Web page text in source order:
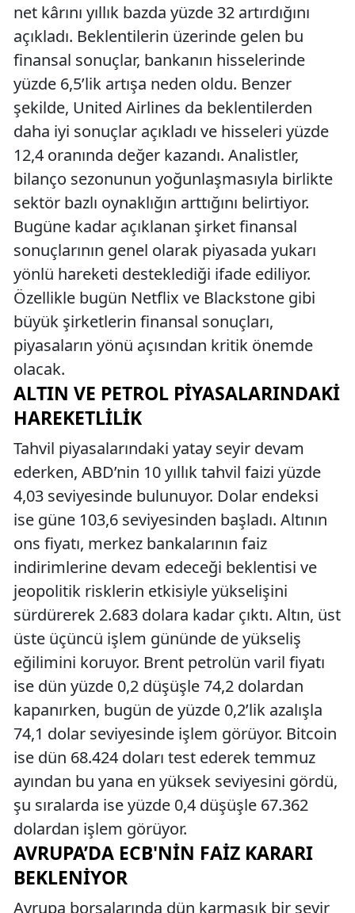
net kârını yıllık bazda yüzde 32 artırdığını
açıkladı. Beklentilerin üzerinde gelen bu
finansal sonuçlar, bankanın hisselerinde
yüzde 6,5’lik artışa neden oldu. Benzer
şekilde, United Airlines da beklentilerden
daha iyi sonuçlar açıkladı ve hisseleri yüzde
12,4 oranında değer kazandı. Analistler,
bilanço sezonunun yoğunlaşmasıyla birlikte
sektör bazlı oynaklığın arttığını belirtiyor.
Bugüne kadar açıklanan şirket finansal
sonuçlarının genel olarak piyasada yukarı
yönlü hareketi desteklediği ifade ediliyor.
Özellikle bugün Netflix ve Blackstone gibi
büyük şirketlerin finansal sonuçları,
piyasaların yönü açısından kritik önemde
olacak.
ALTIN VE PETROL PIYASALARINDAKI
HAREKETLILIK
Tahvil piyasalarındaki yatay seyir devam
ederken, ABD’nin 10 yıllık tahvil faizi yüzde
4,03 seviyesinde bulunuyor. Dolar endeksi
ise güne 103,6 seviyesinden başladı. Altının
ons fiyatı, merkez bankalarının faiz
indirimlerine devam edeceği beklentisi ve
jeopolitik risklerin etkisiyle yükselişini
sürdürerek 2.683 dolara kadar çıktı. Altın, üst
üste üçüncü işlem gününde de yükseliş
eğilimini koruyor. Brent petrolün varil fiyatı
ise dün yüzde 0,2 düşüşle 74,2 dolardan
kapanırken, bugün de yüzde 0,2’lik azalışla
74,1 dolar seviyesinde işlem görüyor. Bitcoin
ise dün 68.424 doları test ederek temmuz
ayından bu yana en yüksek seviyesini gördü,
şu sıralarda ise yüzde 0,4 düşüşle 67.362
dolardan işlem görüyor.
AVRUPA’DA ECB'NIN FAIZ KARARI
BEKLENIYOR
Avrupa borsalarında dün karmaşık bir seyir